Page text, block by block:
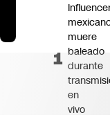
muere
baleado
durante
en
vivo